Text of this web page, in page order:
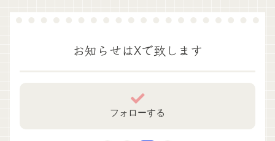
お知らせはXで致します
フォローする